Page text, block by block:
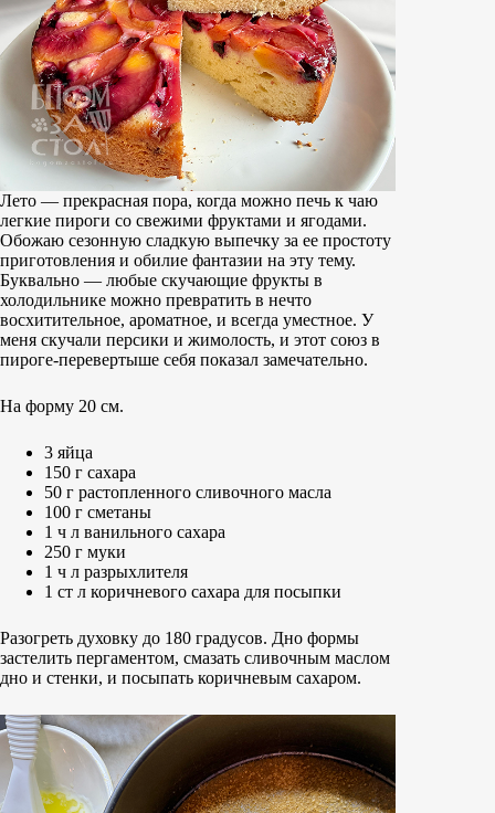
Лето — прекрасная пора, когда можно печь к чаю
легкие пироги со свежими фруктами и ягодами.
Обожаю сезонную сладкую выпечку за ее простоту
приготовления и обилие фантазии на эту тему.
Буквально — любые скучающие фрукты в
холодильнике можно превратить в нечто
восхитительное, ароматное, и всегда уместное. У
меня скучали персики и жимолость, и этот союз в
пироге-перевертыше себя показал замечательно.
На форму 20 см.
3 яйца
150 г сахара
50 г растопленного сливочного масла
100 г сметаны
1 ч л ванильного сахара
250 г муки
1 ч л разрыхлителя
1 ст л коричневого сахара для посыпки
Разогреть духовку до 180 градусов. Дно формы
застелить пергаментом, смазать сливочным маслом
дно и стенки, и посыпать коричневым сахаром.